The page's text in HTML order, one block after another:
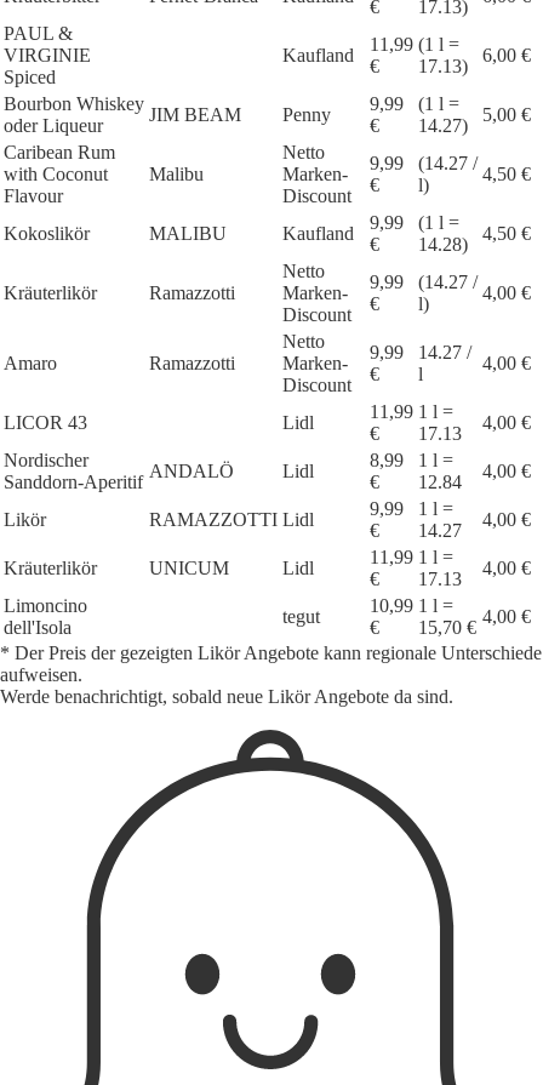
€
17.13)
PAUL &
VIRGINIE
Spiced
Kaufland
11,99
€
(1 l =
17.13)
6,00 €
Bourbon Whiskey
oder Liqueur
JIM BEAM Penny
9,99
€
(1 l =
14.27)
5,00 €
Caribean Rum
with Coconut
Flavour
Malibu
Netto
Marken-
Discount
9,99
€
(14.27 /
l)
4,50 €
Kokoslikör MALIBU Kaufland
9,99
€
(1 l =
14.28)
4,50 €
Kräuterlikör Ramazzotti
Netto
Marken-
Discount
9,99
€
(14.27 /
l)
4,00 €
Amaro Ramazzotti
Netto
Marken-
Discount
9,99
€
14.27 /
l
4,00 €
LICOR 43 Lidl
11,99
€
1 l =
17.13
4,00 €
Nordischer
Sanddorn-Aperitif
ANDALÖ Lidl
8,99
€
1 l =
12.84
4,00 €
Likör RAMAZZOTTI Lidl
9,99
€
1 l =
14.27
4,00 €
Kräuterlikör UNICUM Lidl
11,99
€
1 l =
17.13
4,00 €
Limoncino
dell'Isola
tegut
10,99
€
1 l =
15,70 €
4,00 €
* Der Preis der gezeigten Likör Angebote kann regionale Unterschiede
aufweisen.
Werde benachrichtigt, sobald neue Likör Angebote da sind.